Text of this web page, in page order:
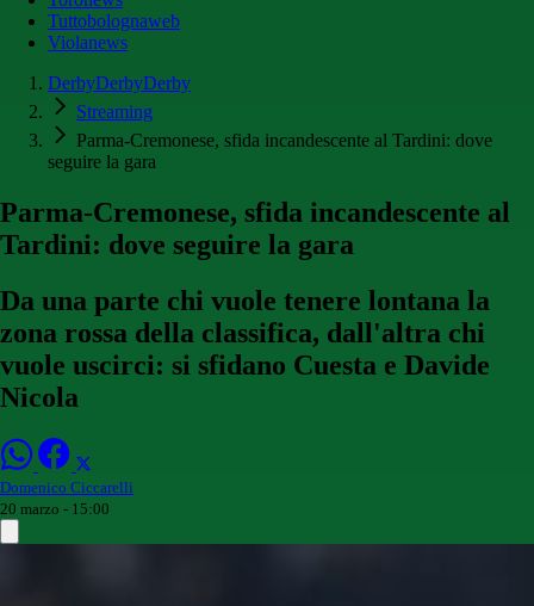
Tuttobolognaweb
Violanews
DerbyDerbyDerby
Streaming
Parma-Cremonese, sfida incandescente al Tardini: dove
seguire la gara
Parma-Cremonese, sfida incandescente al
Tardini: dove seguire la gara
Da una parte chi vuole tenere lontana la
zona rossa della classifica, dall'altra chi
vuole uscirci: si sfidano Cuesta e Davide
Nicola
Domenico Ciccarelli
20 marzo - 15:00